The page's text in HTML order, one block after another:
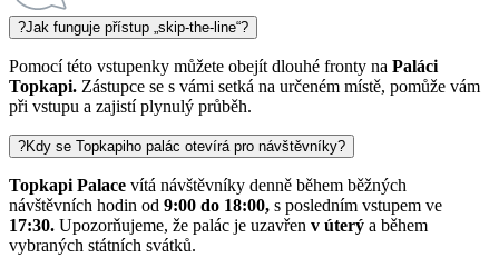
?Jak funguje přístup „skip-the-line“?
Pomocí této vstupenky můžete obejít dlouhé fronty na Paláci
Topkapi. Zástupce se s vámi setká na určeném místě, pomůže vám
při vstupu a zajistí plynulý průběh.
?Kdy se Topkapiho palác otevírá pro návštěvníky?
Topkapi Palace vítá návštěvníky denně během běžných
návštěvních hodin od 9:00 do 18:00, s posledním vstupem ve
17:30. Upozorňujeme, že palác je uzavřen v úterý a během
vybraných státních svátků.